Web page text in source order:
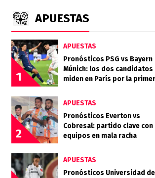
APUESTAS
1
APUESTAS
Pronósticos PSG vs Bayern
Múnich: los dos candidatos
miden en París por la
2
APUESTAS
Pronósticos Everton vs
Cobresal: partido clave con
equipos en mala racha
APUESTAS
Pronósticos Universidad de